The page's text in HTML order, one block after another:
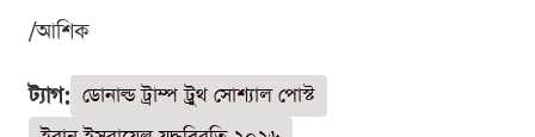
/আশিক
ট্যাগ: ডোনাল্ড ট্রাম্প ট্রুথ সোশ্যাল পোস্ট